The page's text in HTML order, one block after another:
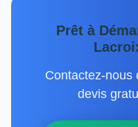
Prêt à
Contactez-nous
devis